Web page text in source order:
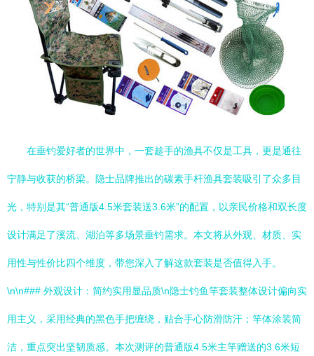
在垂钓爱好者的世界中，一套趁手的渔具不仅是工具，更是通往
宁静与收获的桥梁。隐士品牌推出的碳素手杆渔具套装吸引了众多目
光，特别是其“普通版4.5米套装送3.6米”的配置，以亲民价格和双长度
设计满足了溪流、湖泊等多场景垂钓需求。本文将从外观、材质、实
用性与性价比四个维度，带您深入了解这款套装是否值得入手。
\n\n### 外观设计：简约实用显品质\n隐士钓鱼竿套装整体设计偏向实
用主义，采用经典的黑色手把缠绕，贴合手心防滑防汗；竿体涂装简
洁，重点突出坚韧质感。本次测评的普通版4.5米主竿赠送的3.6米短